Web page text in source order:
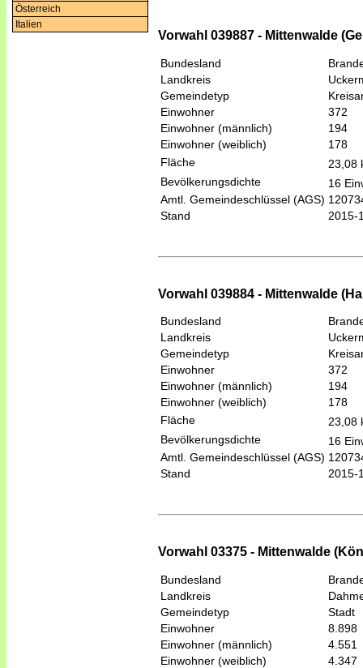
Österreich
Italien
Vorwahl 039887 - Mittenwalde
Bundesland
Landkreis
Gemeindetyp
Einwohner
372
Einwohner (männlich)
194
Einwohner (weiblich)
178
Fläche
23,08
Bevölkerungsdichte
16
Amtl. Gemeindeschlüssel (AGS)
Stand
2015-
Vorwahl 039884 - Mittenwalde
Bundesland
Landkreis
Gemeindetyp
Einwohner
372
Einwohner (männlich)
194
Einwohner (weiblich)
178
Fläche
23,08
Bevölkerungsdichte
16
Amtl. Gemeindeschlüssel (AGS)
Stand
2015-
Vorwahl 03375 - Mittenwalde
Bundesland
Landkreis
Gemeindetyp
Stadt
Einwohner
8.898
Einwohner (männlich)
4.551
Einwohner (weiblich)
4.347